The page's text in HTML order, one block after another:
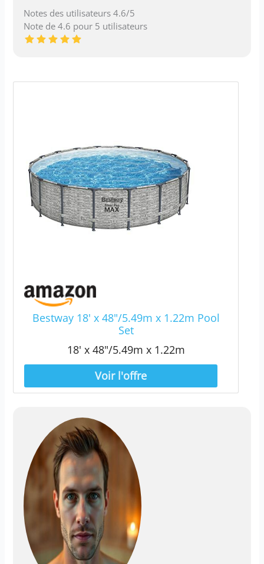
Notes des utilisateurs 4.6/5
Note de 4.6 pour 5 utilisateurs
Bestway 18' x 48"/5.49m x 1.22m Pool
Set
18' x 48"/5.49m x 1.22m